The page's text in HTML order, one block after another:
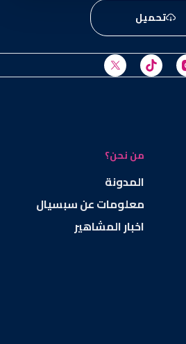
تحميل
من نحن؟
المدونة
معلومات عن سبسيال
اخبار المشاهير